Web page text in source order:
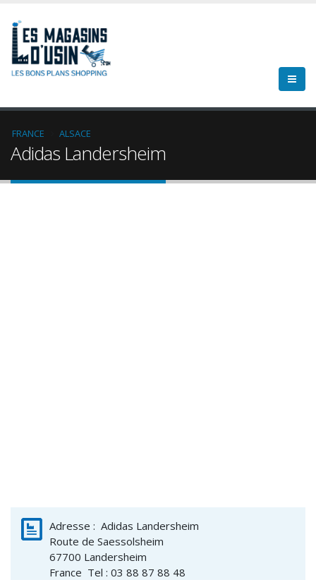
FRANCE ALSACE
Adidas Landersheim
Adresse : Adidas Landersheim
Route de Saessolsheim
67700 Landersheim
France Tel : 03 88 87 88 48